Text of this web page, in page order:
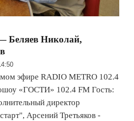
Николай,
эфире RADIO METRO 102.4
«ГОСТИ» 102.4 FM Гость:
директор
Арсений Третьяков -